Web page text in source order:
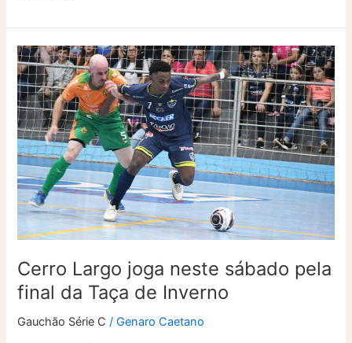
Cerro Largo joga neste sábado pela
final da Taça de Inverno
Gauchão Série C /Genaro Caetano
Cerro
Largo
joga
neste
sábado
pela
final
da
Taça
Inverno